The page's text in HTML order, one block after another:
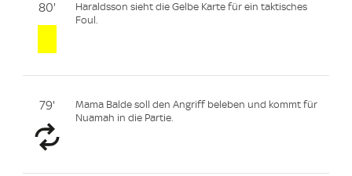
80'
Haraldsson sieht die Gelbe Karte für ein taktisches
Foul.
79'
Mama Balde soll den Angriff beleben und kommt für
Nuamah in die Partie.